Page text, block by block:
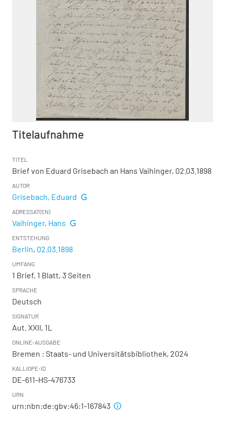
Titelaufnahme
TITEL
Brief von Eduard Grisebach an Hans Vaihinger, 02.03.1898
AUTOR
Grisebach, Eduard
ADRESSAT(EN)
Vaihinger, Hans
ENTSTEHUNG
Berlin, 02.03.1898
UMFANG
1 Brief, 1 Blatt, 3 Seiten
SPRACHE
Deutsch
SIGNATUR
Aut. XXII, 1L
ONLINE-AUSGABE
Bremen : Staats- und Universitätsbibliothek, 2024
KALLIOPE-ID
DE-611-HS-476733
URN
urn:nbn:de:gbv:46:1-167843